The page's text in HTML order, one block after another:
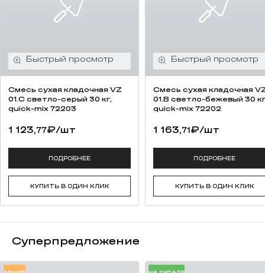
Смесь cухая кладочная VZ
01.C светло-серый 30 кг,
quick-mix 72203
1 123,77₽/шт
ПОДРОБНЕЕ
КУПИТЬ В ОДИН КЛИК
Смесь cухая кладочная
01.B светло-бежевый 30
quick-mix 72202
1 163,71₽/шт
ПОДРОБНЕЕ
КУПИТЬ В ОДИН КЛИК
Суперпредложение
АКЦИЯ НА СКЛАДЕ